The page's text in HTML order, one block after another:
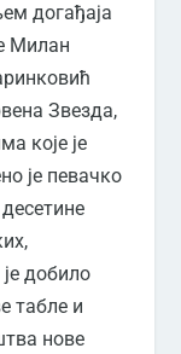
догађаја
Милан
Звезда,
које је
је певачко
добило
табле и
нове